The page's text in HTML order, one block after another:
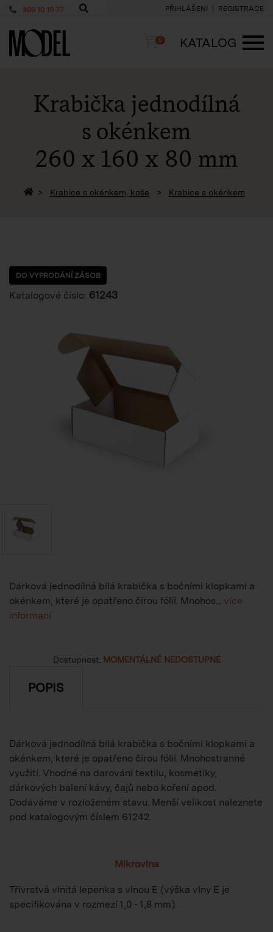
800 10 10 77 PŘIHLÁŠENÍ REGISTRACE
PackShop Košík
0
KATALOG
Krabička jednodílná
s okénkem
260 x 160 x 80 mm
Zpět na homepage
Krabice s okénkem, koše Krabice s okénkem
DO VYPRODÁNÍ ZÁSOB
Katalogové číslo: 61243
Dárková jednodílná bílá krabička s bočními klopkami a
okénkem, které je opatřeno čirou fólií. Mnohos... více
informací
Dostupnost: MOMENTÁLNĚ NEDOSTUPNÉ
POPIS
Dárková jednodílná bílá krabička s bočními klopkami a
okénkem, které je opatřeno čirou fólií. Mnohostranné
využití. Vhodné na darování textilu, kosmetiky,
dárkových balení kávy, čajů nebo koření apod.
Dodáváme v rozloženém stavu. Menší velikost naleznete
pod katalogovým číslem 61242.
Mikrovlna
Třívrstvá vlnitá lepenka s vlnou E (výška vlny E je
specifikována v rozmezí 1,0 - 1,8 mm).